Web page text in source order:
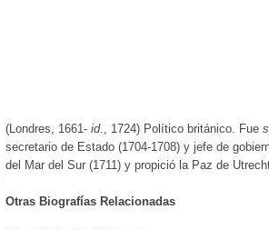
(Londres, 1661- id., 1724) Político británico. Fue
secretario de Estado (1704-1708) y jefe de
del Mar del Sur (1711) y propició la Paz de
Otras Biografías Relacionadas